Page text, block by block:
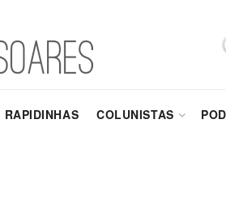
RAPIDINHAS COLUNISTAS